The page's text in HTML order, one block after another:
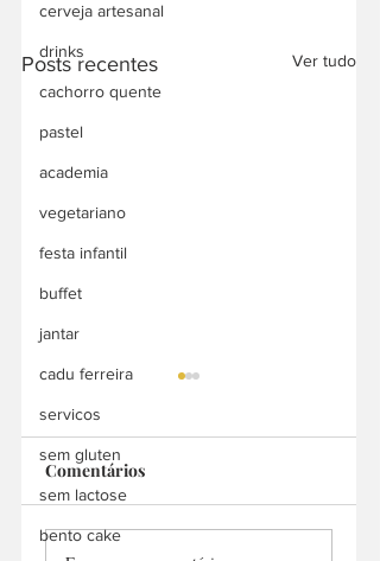
cerveja artesanal
drinks
cachorro quente
pastel
academia
vegetariano
festa infantil
buffet
jantar
cadu ferreira
servicos
sem gluten
sem lactose
bento cake
Posts recentes Ver tudo
Barão Pastelaria
Comentários